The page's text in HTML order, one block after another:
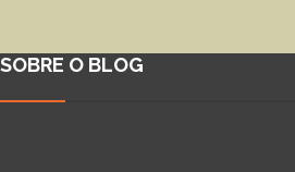
SOBRE O BLOG